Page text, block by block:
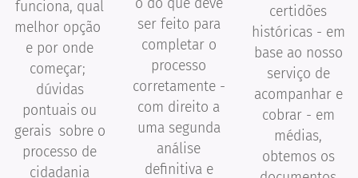
funciona, qual
melhor opção
e por onde
começar;
dúvidas
pontuais ou
gerais sobre o
processo de
cidadania
o do que deve
ser feito para
completar o
processo
corretamente -
com direito a
uma segunda
análise
definitiva e
certidões
históricas - em
base ao nosso
serviço de
acompanhar e
cobrar - em
médias,
obtemos os